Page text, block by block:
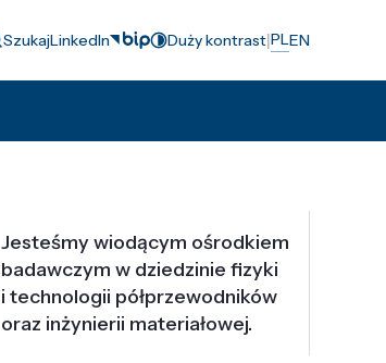
SzukajLinkedIn Duży kontrast|PLEN
Jesteśmy wiodącym ośrodkiem
badawczym w dziedzinie fizyki
i technologii półprzewodników
oraz inżynierii materiałowej.